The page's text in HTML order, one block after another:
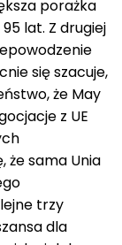
porażka
lat. Z drugiej
się szacuje,
że May
z UE
że sama Unia
trzy
dla